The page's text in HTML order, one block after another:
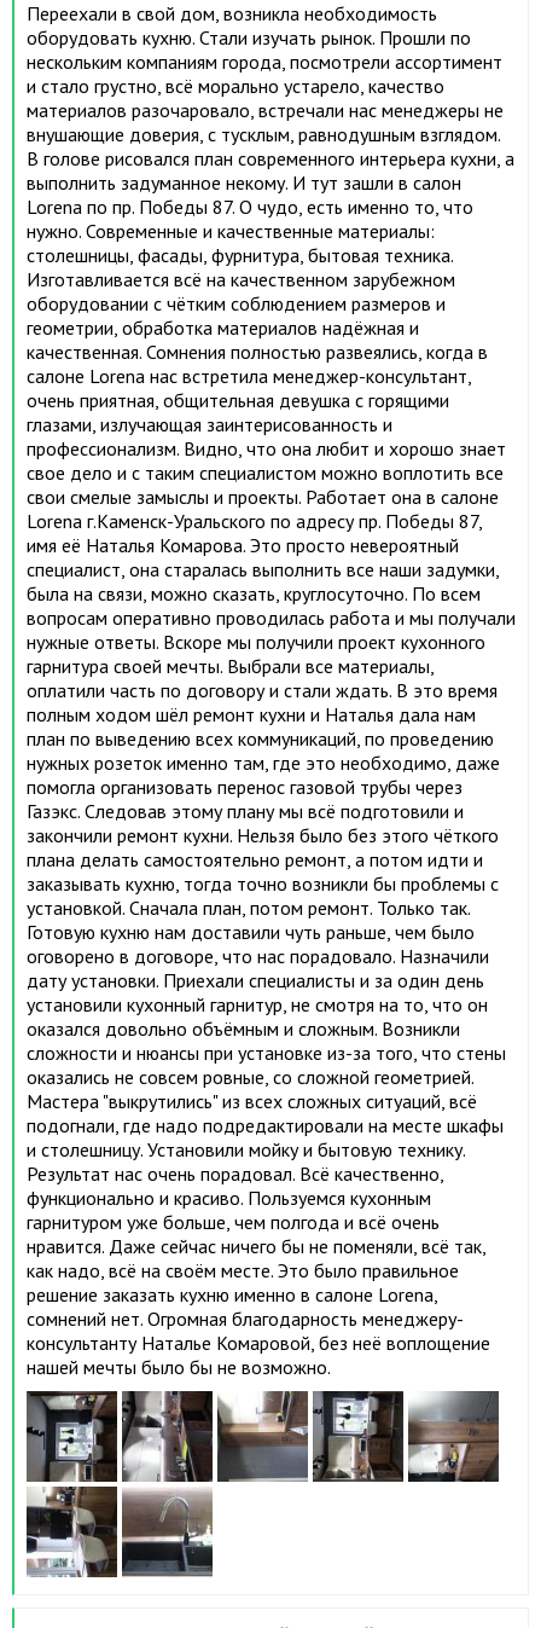
Переехали в свой дом, возникла необходимость
оборудовать кухню. Стали изучать рынок. Прошли по
нескольким компаниям города, посмотрели ассортимент
и стало грустно, всё морально устарело, качество
материалов разочаровало, встречали нас менеджеры не
внушающие доверия, с тусклым, равнодушным взглядом.
В голове рисовался план современного интерьера кухни, а
выполнить задуманное некому. И тут зашли в салон
Lorena по пр. Победы 87. О чудо, есть именно то, что
нужно. Современные и качественные материалы:
столешницы, фасады, фурнитура, бытовая техника.
Изготавливается всё на качественном зарубежном
оборудовании с чётким соблюдением размеров и
геометрии, обработка материалов надёжная и
качественная. Сомнения полностью развеялись, когда в
салоне Lorena нас встретила менеджер-консультант,
очень приятная, общительная девушка с горящими
глазами, излучающая заинтерисованность и
профессионализм. Видно, что она любит и хорошо знает
свое дело и с таким специалистом можно воплотить все
свои смелые замыслы и проекты. Работает она в салоне
Lorena г.Каменск-Уральского по адресу пр. Победы 87,
имя её Наталья Комарова. Это просто невероятный
специалист, она старалась выполнить все наши задумки,
была на связи, можно сказать, круглосуточно. По всем
вопросам оперативно проводилась работа и мы получали
нужные ответы. Вскоре мы получили проект кухонного
гарнитура своей мечты. Выбрали все материалы,
оплатили часть по договору и стали ждать. В это время
полным ходом шёл ремонт кухни и Наталья дала нам
план по выведению всех коммуникаций, по проведению
нужных розеток именно там, где это необходимо, даже
помогла организовать перенос газовой трубы через
Газэкс. Следовав этому плану мы всё подготовили и
закончили ремонт кухни. Нельзя было без этого чёткого
плана делать самостоятельно ремонт, а потом идти и
заказывать кухню, тогда точно возникли бы проблемы с
установкой. Сначала план, потом ремонт. Только так.
Готовую кухню нам доставили чуть раньше, чем было
оговорено в договоре, что нас порадовало. Назначили
дату установки. Приехали специалисты и за один день
установили кухонный гарнитур, не смотря на то, что он
оказался довольно объёмным и сложным. Возникли
сложности и нюансы при установке из-за того, что стены
оказались не совсем ровные, со сложной геометрией.
Мастера "выкрутились" из всех сложных ситуаций, всё
подогнали, где надо подредактировали на месте шкафы
и столешницу. Установили мойку и бытовую технику.
Результат нас очень порадовал. Всё качественно,
функционально и красиво. Пользуемся кухонным
гарнитуром уже больше, чем полгода и всё очень
нравится. Даже сейчас ничего бы не поменяли, всё так,
как надо, всё на своём месте. Это было правильное
решение заказать кухню именно в салоне Lorena,
сомнений нет. Огромная благодарность менеджеру-
консультанту Наталье Комаровой, без неё воплощение
нашей мечты было бы не возможно.